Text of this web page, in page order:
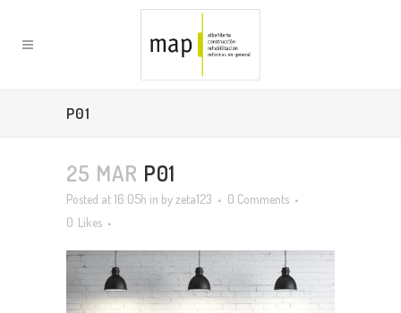
P01
25 MAR P01
Posted at 16:05h in byzeta123
0 Comments
0 Likes